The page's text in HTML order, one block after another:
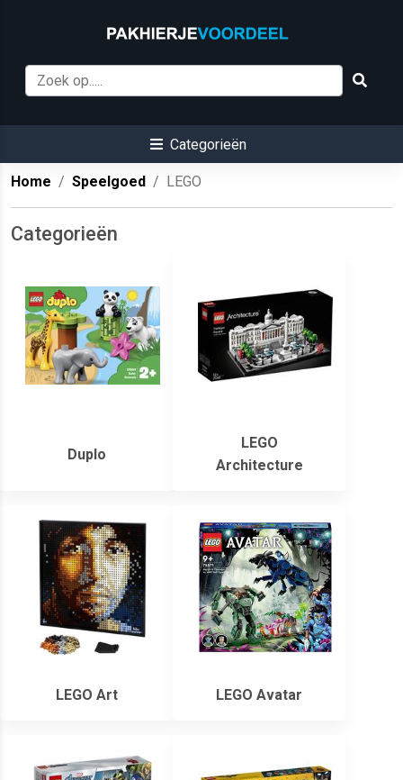
Categorieën
Home Speelgoed LEGO
Categorieën
Duplo
LEGO
Architecture
LEGO Art LEGO Avatar